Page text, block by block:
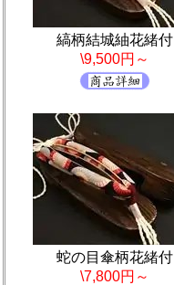
縞柄結城紬花緒付
\9,500円～
蛇の目傘柄花緒付
\7,800円～